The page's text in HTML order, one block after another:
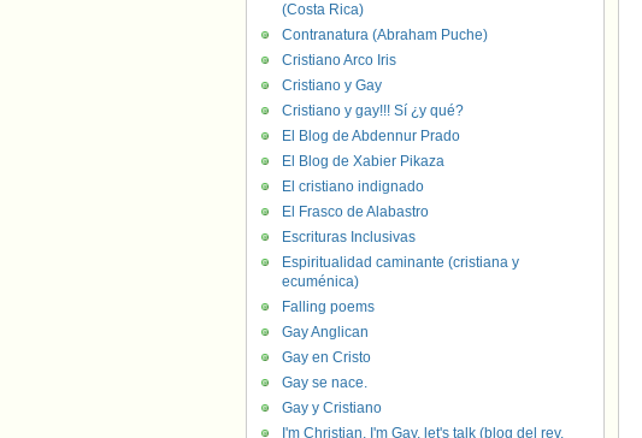
(Costa Rica)
Contranatura (Abraham Puche)
Cristiano Arco Iris
Cristiano y Gay
Cristiano y gay!!! Sí ¿y qué?
El Blog de Abdennur Prado
El Blog de Xabier Pikaza
El cristiano indignado
El Frasco de Alabastro
Escrituras Inclusivas
Espiritualidad caminante (cristiana y
ecuménica)
Falling poems
Gay Anglican
Gay en Cristo
Gay se nace.
Gay y Cristiano
I'm Christian, I'm Gay, let's talk (blog del rev.